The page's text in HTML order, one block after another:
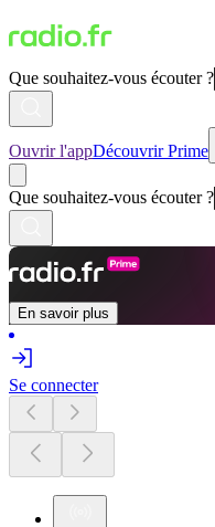
Que souhaitez-vous écouter ?
Ouvrir l'appDécouvrir Prime
Que souhaitez-vous écouter ?
En savoir plus
Se connecter